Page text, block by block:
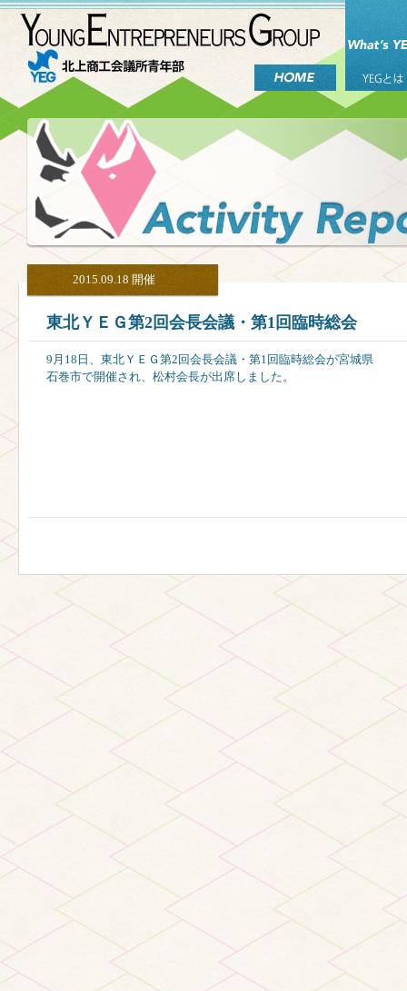
2015.09.18 開催
東北ＹＥＧ第2回会長会議・第1回臨時総会
9月18日、東北ＹＥＧ第2回会長会議・第1回臨時総会が宮城県
石巻市で開催され、松村会長が出席しました。